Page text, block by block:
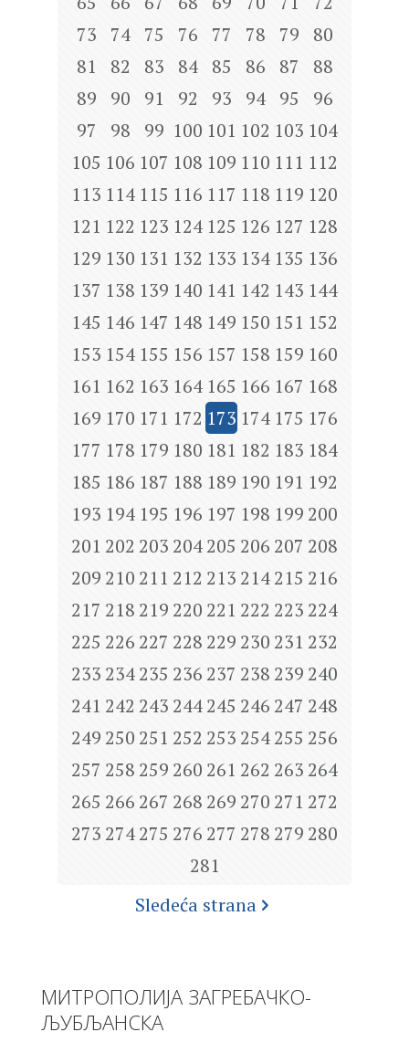
73
74 75 76 77 78 79
80
81
82 83 84 85 86 87
88
89
90 91 92 93 94 95
96
97
98 99 100 101 102 103 104
105 106 107 108 109 110 111 112
113 114 115 116 117 118 119 120
121 122 123 124 125 126 127 128
129 130 131 132 133 134 135 136
137 138 139 140 141 142 143 144
145 146 147 148 149 150 151 152
153 154 155 156 157 158 159 160
161 162 163 164 165 166 167 168
169 170 171 172 173 174 175 176
177 178 179 180 181 182 183 184
185 186 187 188 189 190 191 192
193 194 195 196 197 198 199 200
201 202 203 204205 206 207 208
209 210 211 212 213 214215 216
217 218 219 220 221 222 223 224
225 226 227 228 229 230 231 232
233 234235 236 237 238 239 240
241 242 243 244245 246 247 248
249 250 251 252 253 254255 256
257 258 259 260 261 262 263 264
265 266 267 268 269 270 271 272
273 274275 276 277 278 279 280
281
Sledeća strana
МИТРОПОЛИЈА ЗАГРЕБАЧКО-
ЉУБЉАНСКА